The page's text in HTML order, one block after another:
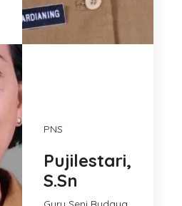
PNS
Pujilestari,
S.Sn